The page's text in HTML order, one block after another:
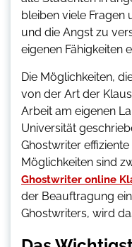
bleiben viele Fragen
und die Angst zu
eigenen Fähigkeiten
Die Möglichkeiten,
von der Art der
Arbeit am eigenen
Universität
Ghostwriter
Möglichkeiten sind
Ghostwriter online
der Beauftragung
Ghostwriters, wird